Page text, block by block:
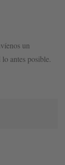
un
antes posible.